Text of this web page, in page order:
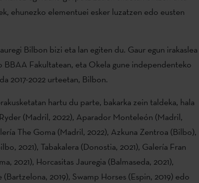
ehunezko elementuei esker luzatzen edo eusten
Bilbon bizi eta lan egiten du. Gaur egun irakaslea
BBAA Fakultatean, eta Okela gune independenteko
2017-2022 urteetan, Bilbon.
hartu du parte, bakarka zein taldeka, hala
(Madril, 2022), Aparador Monteleón (Madril,
The Goma (Madril, 2022), Azkuna Zentroa (Bilbo),
2021), Tabakalera (Donostia, 2021), Galería Fran
2021), Horcasitas Jauregia (Balmaseda, 2021),
(Bartzelona, 2019), Swamp Horses (Espin, 2019) edo